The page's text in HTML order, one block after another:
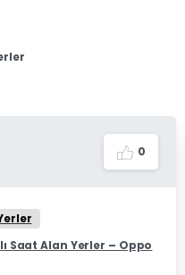
0
Saat Alan Yerler – Oppo